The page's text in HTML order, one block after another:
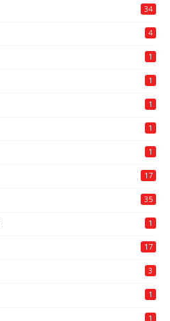
34
4
1
1
1
1
1
17
35
1
17
3
1
1